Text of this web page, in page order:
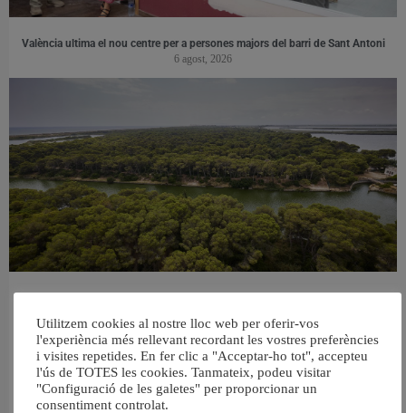
València ultima el nou centre per a persones majors del barri de Sant Antoni
6 agost, 2026
6 agost, 2026
Utilitzem cookies al nostre lloc web per oferir-vos
l'experiència més rellevant recordant les vostres preferències
i visites repetides. En fer clic a "Acceptar-ho tot", accepteu
l'ús de TOTES les cookies. Tanmateix, podeu visitar
"Configuració de les galetes" per proporcionar un
consentiment controlat.